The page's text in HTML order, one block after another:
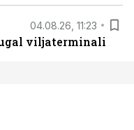
04.08.26, 11:23
viljaterminali